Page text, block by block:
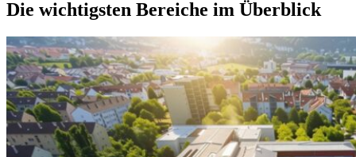
Die wichtigsten Bereiche im Überblick